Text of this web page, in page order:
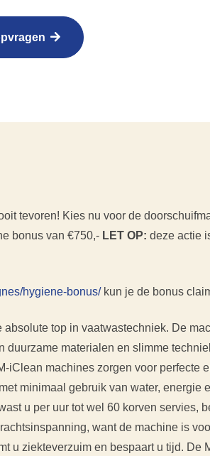
tevoren! Kies nu voor de
bonus van €750,- LET OP: deze actie
hygiene-bonus/kun je de bonus
top in vaatwastechniek. De
duurzame materialen en slimme
iClean machines zorgen voor perfecte
minimaal gebruik van water, energie
u per uur tot wel 60 korven servies,
want de machine is
u ziekteverzuim en bespaart u tijd. De